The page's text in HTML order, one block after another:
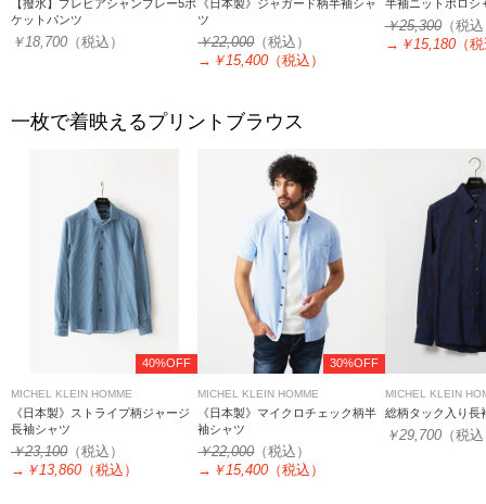
【撥水】プレビアシャンブレー5ポ
ケットパンツ
￥18,700 （税込）
《日本製》ジャガード柄半袖シャ
ツ
￥22,000（税込）
→ ￥15,400 （税込）
半袖ニットポロシ
￥25,300（税
→ ￥15,180（
一枚で着映えるプリントブラウス
40%OFF
MICHEL KLEIN HOMME
《日本製》ストライプ柄ジャージ
長袖シャツ
￥23,100 （税込）
→ ￥13,860 （税込）
30%OFF
MICHEL KLEIN HOMME
《日本製》マイクロチェック柄半
袖シャツ
￥22,000（税込）
→ ￥15,400 （税込）
MICHEL KLEIN
総柄タック入り長
￥29,700（税